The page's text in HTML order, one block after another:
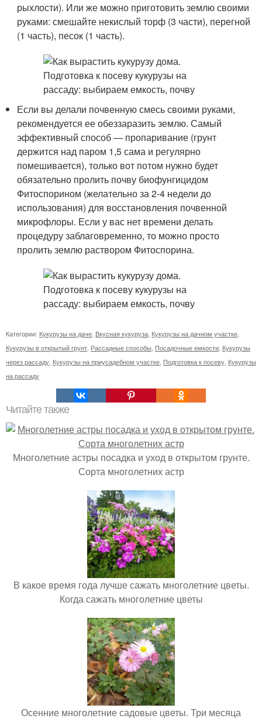
рыхлости). Или же можно приготовить землю своими
руками: смешайте некислый торф (3 части), перегной
(1 часть), песок (1 часть).
Если вы делали почвенную смесь своими руками,
рекомендуется ее обеззаразить землю. Самый
эффективный способ — пропаривание (грунт
держится над паром 1,5 сама и регулярно
помешивается), только вот потом нужно будет
обязательно пролить почву биофунгицидом
Фитоспорином (желательно за 2-4 недели до
использования) для восстановления почвенной
микрофлоры. Если у вас нет времени делать
процедуру заблаговременно, то можно просто
пролить землю раствором Фитоспорина.
Категории: Кукурузы на даче Вкусная кукуруза Кукурузы на дачном участке
Кукурузы в открытый грунт Рассадные способы Посадочные емкости Кукурузы
через рассаду Кукурузы на приусадебном участке Подготовка к посеву Кукурузы
на рассаду
Читайте также
Многолетние астры посадка и уход в открытом грунте.
Сорта многолетних астр
В какое время года лучше сажать многолетние цветы.
Когда сажать многолетние цветы
Осенние многолетние садовые цветы. Три месяца